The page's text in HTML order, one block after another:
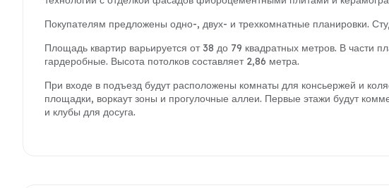
Покупателям предложены одно-, двух- и трехкомнатные планировки.
Площадь квартир варьируется от 38 до 79 квадратных метров. В части
гардеробные. Высота потолков составляет 2,86 метра.
При входе в подъезд будут расположены комнаты для консьержей и
площадки, воркаут зоны и прогулочные аллеи. Первые этажи будут
и клубы для досуга.